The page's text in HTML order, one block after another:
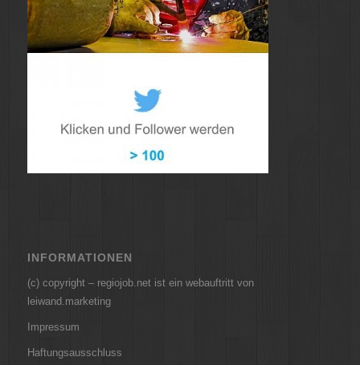
INFORMATIONEN
(c) copyright – regiojob.net ist ein webauftritt von
leiwand.marketing
Impressum
Haftungsausschluss